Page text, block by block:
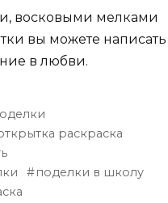
восковыми мелками
вы можете написать
в любви.
раскраска
поделки в школу